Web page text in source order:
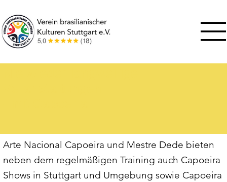
Arte Nacional Capoeira und Mestre Dede bieten
neben dem regelmäßigen Training auch Capoeira
Shows in Stuttgart und Umgebung sowie Capoeira